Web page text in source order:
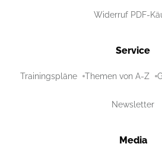
Widerruf PDF-
Service
Trainingspläne Themen von A-Z
Newsletter
Media